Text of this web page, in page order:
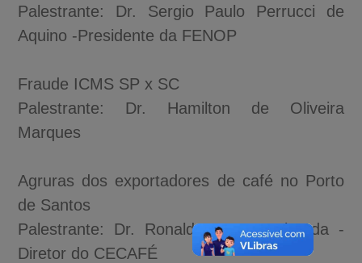
Palestrante: Dr. Sergio Paulo Perrucci de
Aquino -Presidente da FENOP
Fraude ICMS SP x SC
Palestrante: Dr. Hamilton de Oliveira
Marques
Agruras dos exportadores de café no Porto
de Santos
Palestrante: Dr. Ronaldo Jamar Taboada -
Diretor do CECAFÉ